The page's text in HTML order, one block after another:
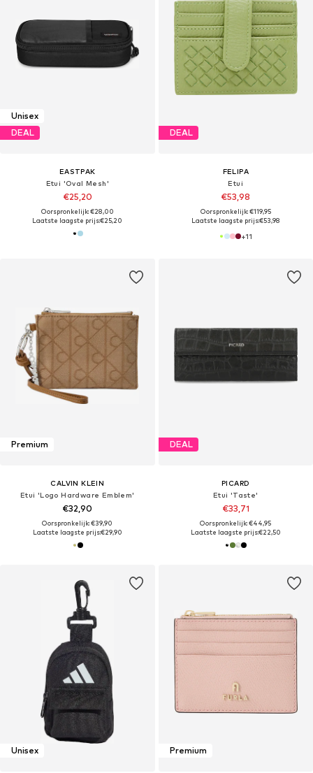
Unisex
DEAL
EASTPAK
Etui 'Oval Mesh'
€25,20
Oorspronkelijk: €28,00
Laatste laagste prijs:€25,20
DEAL
FELIPA
Etui
€53,98
Oorspronkelijk: €119,95
Laatste laagste prijs:€53,98
+11
Premium
CALVIN KLEIN
Etui 'Logo Hardware Emblem'
€32,90
Oorspronkelijk: €39,90
Laatste laagste prijs:€29,90
DEAL
PICARD
Etui 'Taste'
€33,71
Oorspronkelijk: €44,95
Laatste laagste prijs:€22,50
Unisex Premium